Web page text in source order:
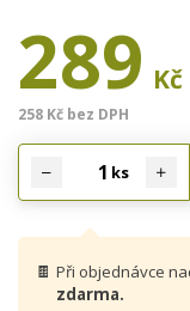
289 Kč
258 Kč bez DPH
ks
🍫 Při objednávce
zdarma.